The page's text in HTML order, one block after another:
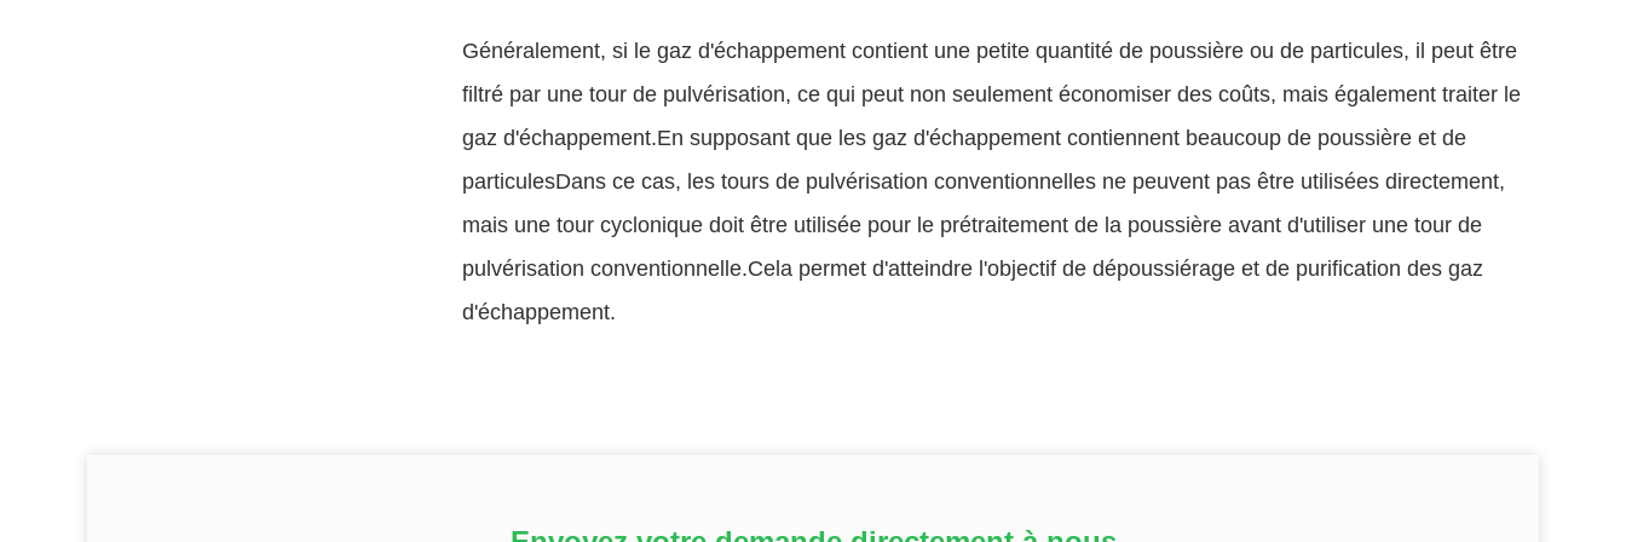
Généralement, si le gaz d'échappement contient une petite quantité de poussière ou de particules, il peut être
filtré par une tour de pulvérisation, ce qui peut non seulement économiser des coûts, mais également traiter le
gaz d'échappement.En supposant que les gaz d'échappement contiennent beaucoup de poussière et de
particulesDans ce cas, les tours de pulvérisation conventionnelles ne peuvent pas être utilisées directement,
mais une tour cyclonique doit être utilisée pour le prétraitement de la poussière avant d'utiliser une tour de
pulvérisation conventionnelle.Cela permet d'atteindre l'objectif de dépoussiérage et de purification des gaz
d'échappement.